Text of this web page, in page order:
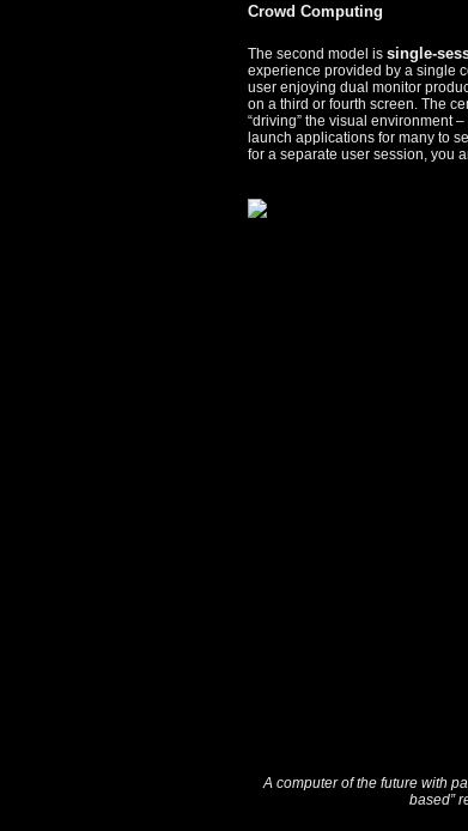
Crowd Computing
The second model is single-
experience provided by a single
user enjoying dual monitor
on a third or fourth screen. The
“driving” the visual environment
launch applications for many to
for a separate user session, you
A computer of the future with
based”